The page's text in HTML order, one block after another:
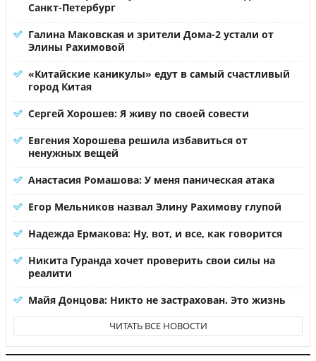
Санкт-Петербург
Галина Маковская и зрители Дома-2 устали от
Элины Рахимовой
«Китайские каникулы» едут в самый счастливый
город Китая
Сергей Хорошев: Я живу по своей совести
Евгения Хорошева решила избавиться от
ненужных вещей
Анастасия Ромашова: У меня паническая атака
Егор Мельников назвал Элину Рахимову глупой
Надежда Ермакова: Ну, вот, и все, как говорится
Никита Гуранда хочет проверить свои силы на
реалити
Майя Донцова: Никто не застрахован. Это жизнь
ЧИТАТЬ ВСЕ НОВОСТИ